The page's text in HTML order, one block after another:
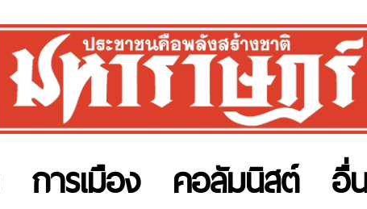
การเมือง คอลัมนิสต์ อื่